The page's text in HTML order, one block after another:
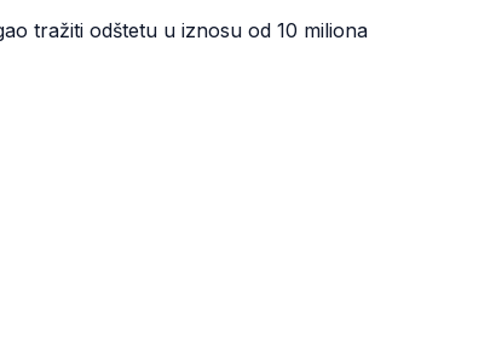
tražiti odštetu u iznosu od 10 miliona